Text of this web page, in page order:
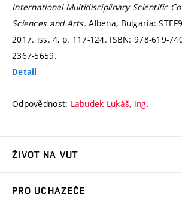
International Multidisciplinary Scientific
Sciences and Arts.Albena, Bulgaria:
2017. iss. 4, p. 117-124. ISBN: 978-619-
2367-5659.
Detail
Odpovědnost: Labudek Lukáš, Ing.
ŽIVOT NA VUT
PRO UCHAZEČE